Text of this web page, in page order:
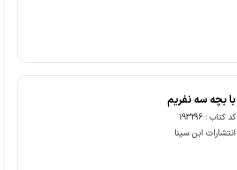
با بچه سه نفریم
کد کتاب : 193296
انتشارات ابن سینا